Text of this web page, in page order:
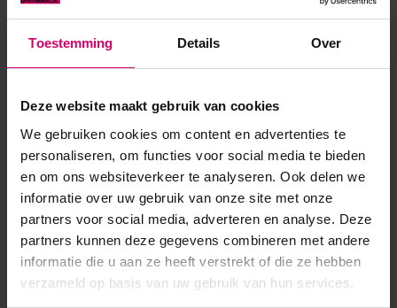
Toestemming Details Over
Deze website maakt gebruik van cookies
We gebruiken cookies om content en advertenties te
personaliseren, om functies voor social media te bieden
en om ons websiteverkeer te analyseren. Ook delen we
informatie over uw gebruik van onze site met onze
partners voor social media, adverteren en analyse. Deze
partners kunnen deze gegevens combineren met andere
informatie die u aan ze heeft verstrekt of die ze hebben
verzameld op basis van uw gebruik van hun services.
minimaal 2 keer per dag een klein drupje SolarOi...
Product specificaties
EAN 639370130071